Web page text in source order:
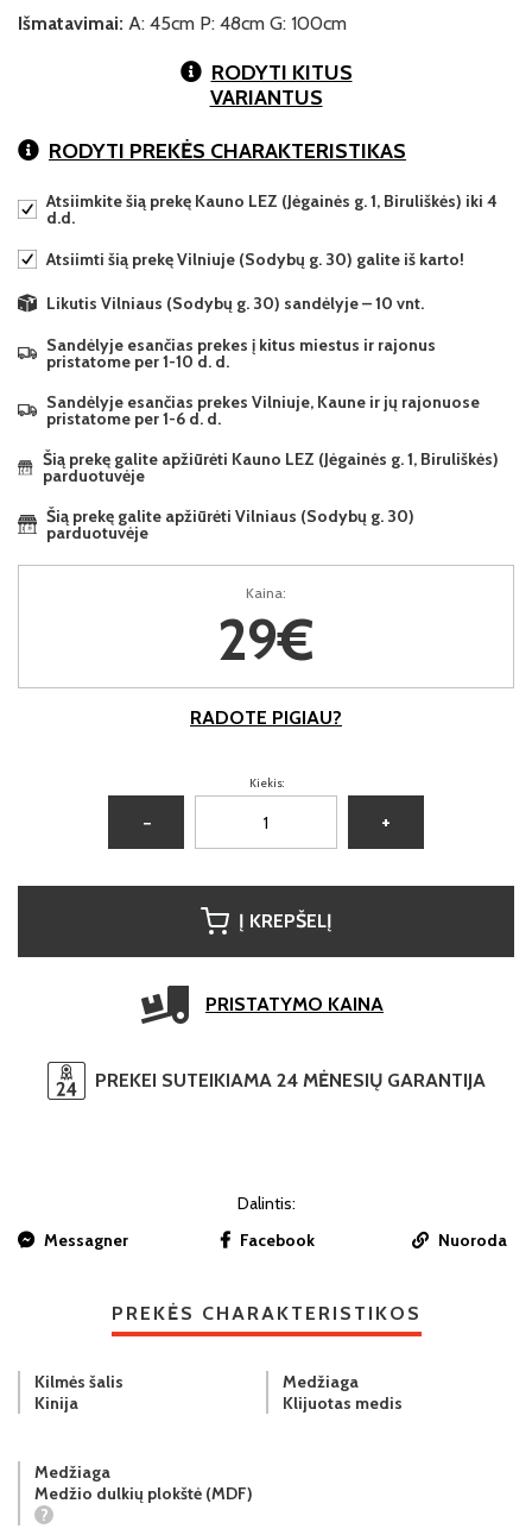
Išmatavimai: A: 45cm P: 48cm G: 100cm
RODYTI KITUS
VARIANTUS
RODYTI PREKĖS CHARAKTERISTIKAS
Atsiimkite šią prekę Kauno LEZ (Jėgainės g. 1, Biruliškės) iki 4
d.d.
Atsiimti šią prekę Vilniuje (Sodybų g. 30) galite iš karto!
Likutis Vilniaus (Sodybų g. 30) sandėlyje – 10 vnt.
Sandėlyje esančias prekes į kitus miestus ir rajonus
pristatome per 1-10 d. d.
Sandėlyje esančias prekes Vilniuje, Kaune ir jų rajonuose
pristatome per 1-6 d. d.
Šią prekę galite apžiūrėti Kauno LEZ (Jėgainės g. 1, Biruliškės)
parduotuvėje
Šią prekę galite apžiūrėti Vilniaus (Sodybų g. 30)
parduotuvėje
Kaina:
29€
RADOTE PIGIAU?
Kiekis:
− +
Į KREPŠELĮ
PRISTATYMO KAINA
PREKEI SUTEIKIAMA 24 MĖNESIŲ GARANTIJA
Dalintis:
Messagner
Facebook Nuoroda
PREKĖS CHARAKTERISTIKOS
Kilmės šalis
Kinija
Medžiaga
Klijuotas medis
Medžiaga
Medžio dulkių plokštė (MDF)
?